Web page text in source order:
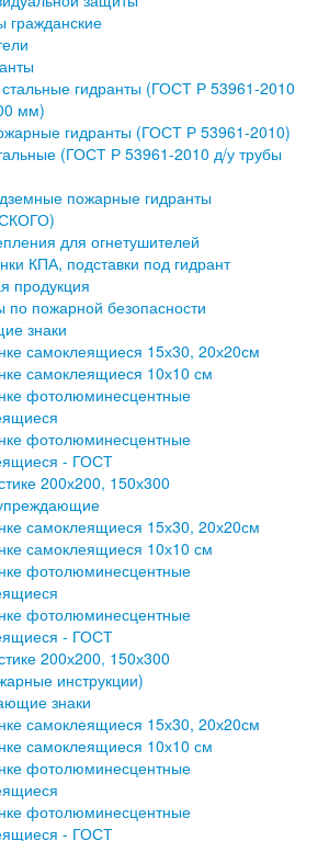
гражданские
гидранты (ГОСТ Р 53961-2010
мм)
гидранты (ГОСТ Р 53961-2010)
(ГОСТ Р 53961-2010 д/у трубы
пожарные гидранты
для огнетушителей
КПА, подставки под гидрант
продукция
по пожарной безопасности
знаки
самоклеящиеся 15х30, 20х20см
самоклеящиеся 10х10 см
фотолюминесцентные
фотолюминесцентные
- ГОСТ
200х200, 150х300
самоклеящиеся 15х30, 20х20см
самоклеящиеся 10х10 см
фотолюминесцентные
фотолюминесцентные
- ГОСТ
200х200, 150х300
инструкции)
знаки
самоклеящиеся 15х30, 20х20см
самоклеящиеся 10х10 см
фотолюминесцентные
фотолюминесцентные
- ГОСТ